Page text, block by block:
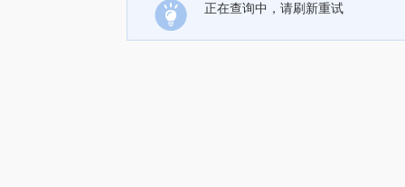
正在查询中，请刷新重试